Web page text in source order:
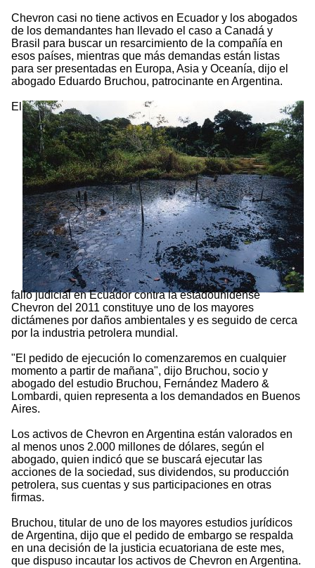
Chevron casi no tiene activos en Ecuador y los abogados
de los demandantes han llevado el caso a Canadá y
Brasil para buscar un resarcimiento de la compañía en
esos países, mientras que más demandas están listas
para ser presentadas en Europa, Asia y Oceanía, dijo el
abogado Eduardo Bruchou, patrocinante en Argentina.
El
fallo judicial en Ecuador contra la estadounidense
Chevron del 2011 constituye uno de los mayores
dictámenes por daños ambientales y es seguido de cerca
por la industria petrolera mundial.
"El pedido de ejecución lo comenzaremos en cualquier
momento a partir de mañana", dijo Bruchou, socio y
abogado del estudio Bruchou, Fernández Madero &
Lombardi, quien representa a los demandados en Buenos
Aires.
Los activos de Chevron en Argentina están valorados en
al menos unos 2.000 millones de dólares, según el
abogado, quien indicó que se buscará ejecutar las
acciones de la sociedad, sus dividendos, su producción
petrolera, sus cuentas y sus participaciones en otras
firmas.
Bruchou, titular de uno de los mayores estudios jurídicos
de Argentina, dijo que el pedido de embargo se respalda
en una decisión de la justicia ecuatoriana de este mes,
que dispuso incautar los activos de Chevron en Argentina.